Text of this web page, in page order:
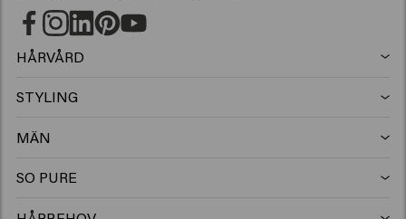
HÅRVÅRD
Silverschampo
Balsam
STYLING
Clay
MÄN
Balsam
SO PURE
Schampo